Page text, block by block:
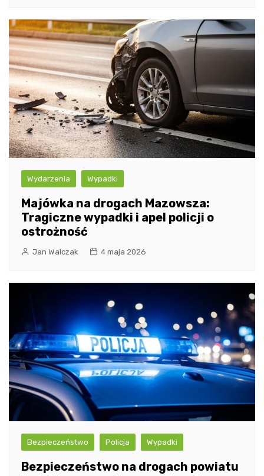
Wydarzenia Wypadki
Majówka na drogach Mazowsza:
Tragiczne wypadki i apel policji o
ostrożność
Jan Walczak 4 maja 2026
Bezpieczeństwo Policja Wypadki
Bezpieczeństwo na drogach powiatu